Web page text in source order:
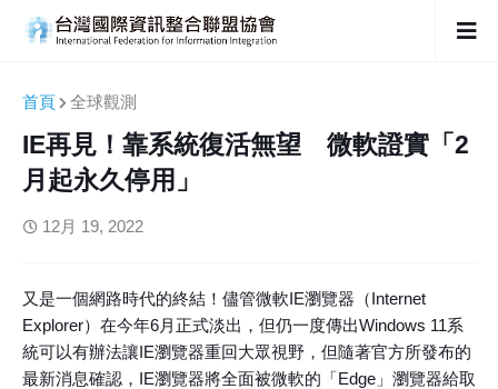
首頁 全球觀測
IE再見！靠系統復活無望 微軟證實「2
月起永久停用」
12月 19, 2022
又是一個網路時代的終結！儘管微軟IE瀏覽器（Internet
Explorer）在今年6月正式淡出，但仍一度傳出Windows 11系
統可以有辦法讓IE瀏覽器重回大眾視野，但隨著官方所發布的
最新消息確認，IE瀏覽器將全面被微軟的「Edge」瀏覽器給取